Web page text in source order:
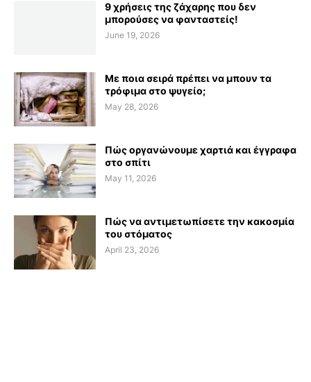
9 χρήσεις της ζάχαρης που δεν
μπορούσες να φανταστείς!
June 19, 2026
Με ποια σειρά πρέπει να μπουν τα
τρόφιμα στο ψυγείο;
May 28, 2026
Πώς οργανώνουμε χαρτιά και έγγραφα
στο σπίτι
May 11, 2026
Πώς να αντιμετωπίσετε την κακοσμία
του στόματος
April 23, 2026